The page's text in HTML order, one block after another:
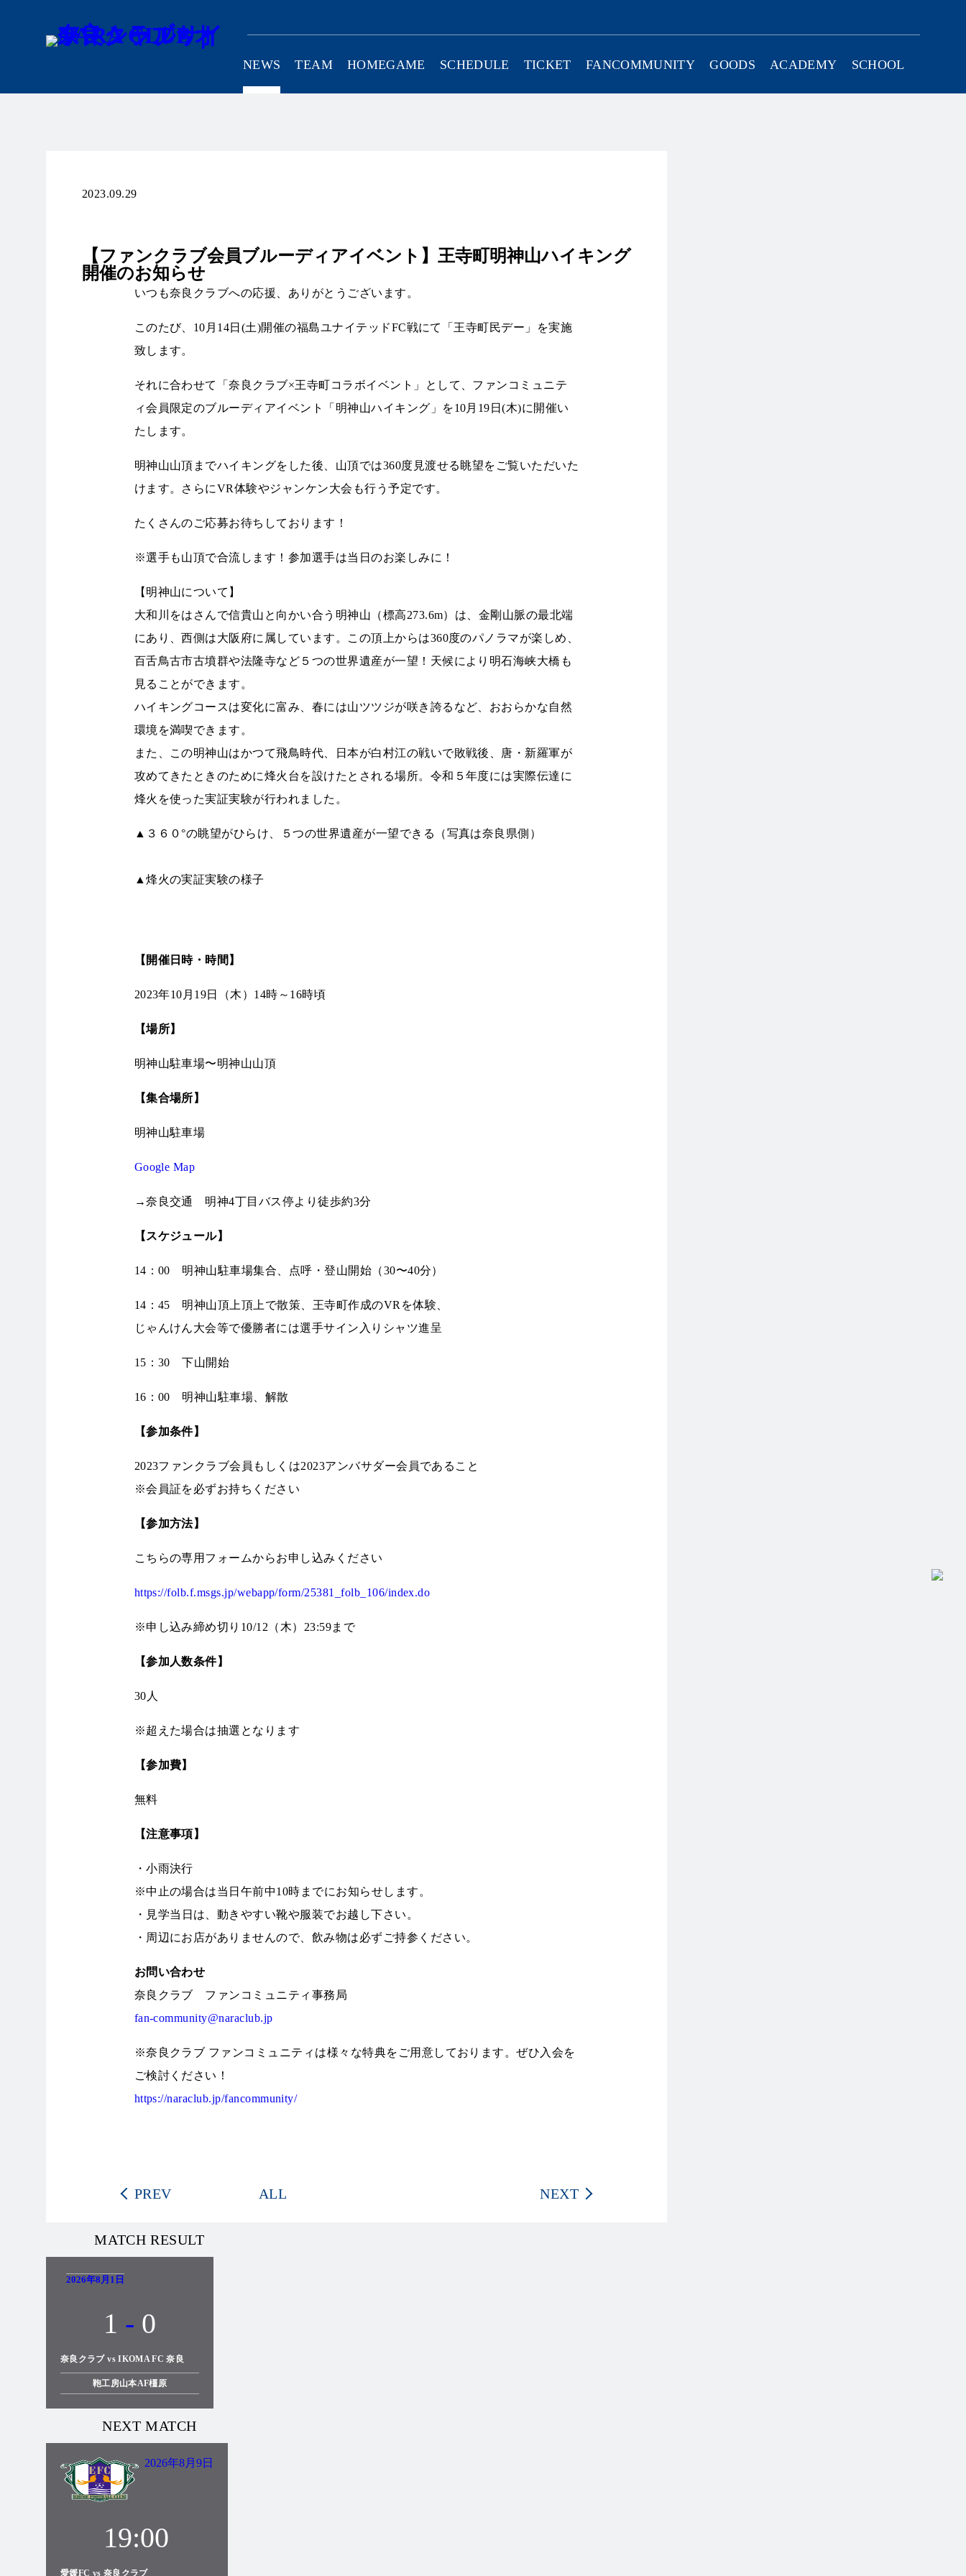
NEWS TEAM HOMEGAME SCHEDULE TICKET FANCOMMUNITY GOODS ACADEMY SCHOOL
2023.09.29
【ファンクラブ会員ブルーディアイベント】王寺町明神山ハイキング
開催のお知らせ
いつも奈良クラブへの応援、ありがとうございます。
このたび、10月14日(土)開催の福島ユナイテッドFC戦にて「王寺町民デー」を実施
致します。
それに合わせて「奈良クラブ×王寺町コラボイベント」として、ファンコミュニテ
ィ会員限定のブルーディアイベント「明神山ハイキング」を10月19日(木)に開催い
たします。
明神山山頂までハイキングをした後、山頂では360度見渡せる眺望をご覧いただいた
けます。さらにVR体験やジャンケン大会も行う予定です。
たくさんのご応募お待ちしております！
※選手も山頂で合流します！参加選手は当日のお楽しみに！
【明神山について】
大和川をはさんで信貴山と向かい合う明神山（標高273.6m）は、金剛山脈の最北端
にあり、西側は大阪府に属しています。この頂上からは360度のパノラマが楽しめ、
百舌鳥古市古墳群や法隆寺など５つの世界遺産が一望！天候により明石海峡大橋も
見ることができます。
ハイキングコースは変化に富み、春には山ツツジが咲き誇るなど、おおらかな自然
環境を満喫できます。
また、この明神山はかつて飛鳥時代、日本が白村江の戦いで敗戦後、唐・新羅軍が
攻めてきたときのために烽火台を設けたとされる場所。令和５年度には実際伝達に
烽火を使った実証実験が行われました。
▲３６０°の眺望がひらけ、５つの世界遺産が一望できる（写真は奈良県側）
▲烽火の実証実験の様子
【開催日時・時間】
2023年10月19日（木）14時～16時頃
【場所】
明神山駐車場〜明神山山頂
【集合場所】
明神山駐車場
Google Map
→奈良交通 明神4丁目バス停より徒歩約3分
【スケジュール】
14：00 明神山駐車場集合、点呼・登山開始（30〜40分）
14：45 明神山頂上頂上で散策、王寺町作成のVRを体験、
じゃんけん大会等で優勝者には選手サイン入りシャツ進呈
15：30 下山開始
16：00 明神山駐車場、解散
【参加条件】
2023ファンクラブ会員もしくは2023アンバサダー会員であること
※会員証を必ずお持ちください
【参加方法】
こちらの専用フォームからお申し込みください
https://folb.f.msgs.jp/webapp/form/25381_folb_106/index.do
※申し込み締め切り10/12（木）23:59まで
【参加人数条件】
30人
※超えた場合は抽選となります
【参加費】
無料
【注意事項】
・小雨決行
※中止の場合は当日午前中10時までにお知らせします。
・ 見学当日は、動きやすい靴や服装でお越し下さい。
・周辺にお店がありませんので、飲み物は必ずご持参ください。
お問い合わせ
奈良クラブ ファンコミュニティ事務局
fan-community@naraclub.jp
※奈良クラブ ファンコミュニティは様々な特典をご用意しております。ぜひ入会を
ご検討ください！
https://naraclub.jp/fancommunity/
PREV ALL NEXT
MATCH RESULT
2026年8月1日
1 - 0
鞄工房山本AF橿原
奈良クラブ vs IKOMA FC 奈良
NEXT MATCH
2026年8月9日
19:00
愛媛FC vs 奈良クラブ